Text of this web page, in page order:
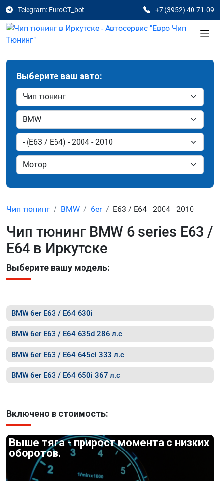
Telegram: EuroCT_bot +7 (3952) 40-71-09
Выберите ваш авто:
Чип тюнинг BMW 6er E63 / E64 - 2004 - 2010
Чип тюнинг BMW 6 series E63 /
E64 в Иркутске
Выберите вашу модель:
BMW 6er E63 / E64 630i
BMW 6er E63 / E64 635d 286 л.с
BMW 6er E63 / E64 645ci 333 л.с
BMW 6er E63 / E64 650i 367 л.с
Включено в стоимость:
Выше тяга - прирост момента с низких
оборотов.